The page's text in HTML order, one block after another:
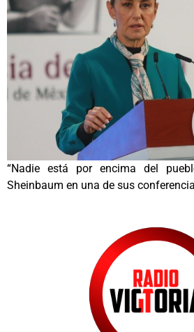
“Nadie está por encima del
Sheinbaum en una de sus